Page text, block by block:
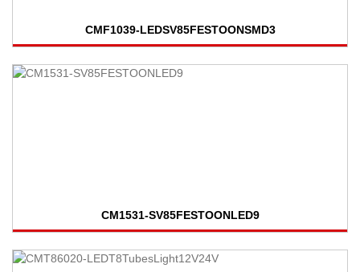
CMF1039-LEDSV85FESTOONSMD3
CM1531-SV85FESTOONLED9